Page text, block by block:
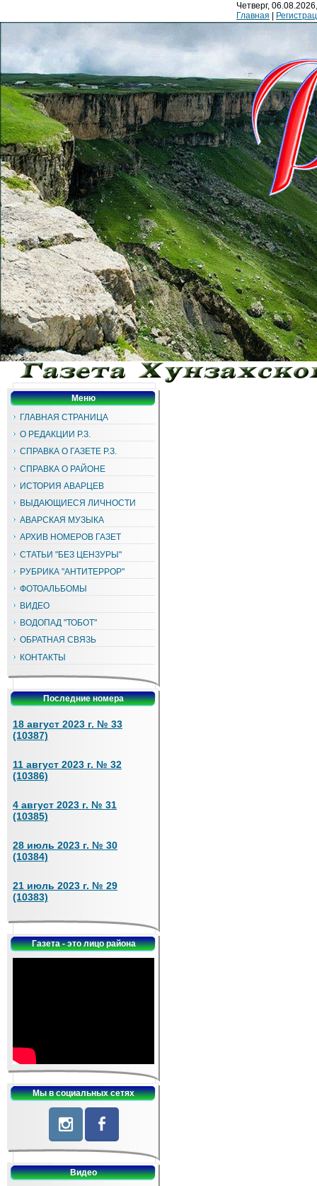
Четверг,
Главная
Меню
ГЛАВНАЯ СТРАНИЦА
О РЕДАКЦИИ Р.З.
СПРАВКА О ГАЗЕТЕ Р.З.
СПРАВКА О РАЙОНЕ
ИСТОРИЯ АВАРЦЕВ
ВЫДАЮЩИЕСЯ ЛИЧНОСТИ
АВАРСКАЯ МУЗЫКА
АРХИВ НОМЕРОВ ГАЗЕТ
СТАТЬИ "БЕЗ ЦЕНЗУРЫ"
РУБРИКА "АНТИТЕРРОР"
ФОТОАЛЬБОМЫ
ВИДЕО
ВОДОПАД "ТОБОТ"
ОБРАТНАЯ СВЯЗЬ
КОНТАКТЫ
Последние номера
18 август 2023 г. № 33
(10387)
11 август 2023 г. № 32
(10386)
4 август 2023 г. № 31
(10385)
28 июль 2023 г. № 30
(10384)
21 июль 2023 г. № 29
(10383)
Газета - это лицо района
Мы в социальных сетях
Видео